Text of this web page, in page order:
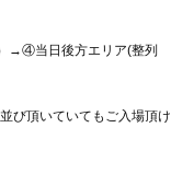
→④当日後方エリア(整列
び頂いていてもご入場頂け